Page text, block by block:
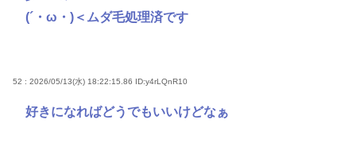
(´・ω・)＜ムダ毛処理済です
52 : 2026/05/13(水) 18:22:15.86 ID:y4rLQnR10
好きになればどうでもいいけどなぁ